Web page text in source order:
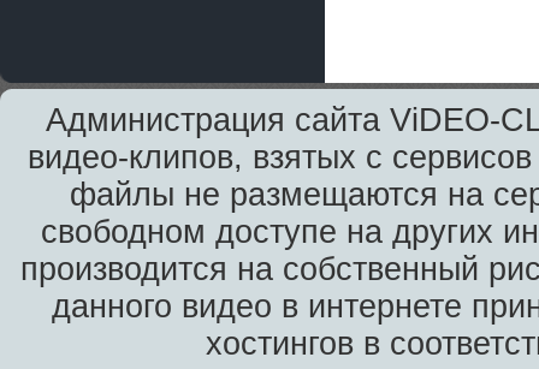
Администрация сайта ViDEO-
видео-клипов, взятых с
файлы не размещаются на
свободном доступе на других
производится на собственный
данного видео в интернете
хостингов в